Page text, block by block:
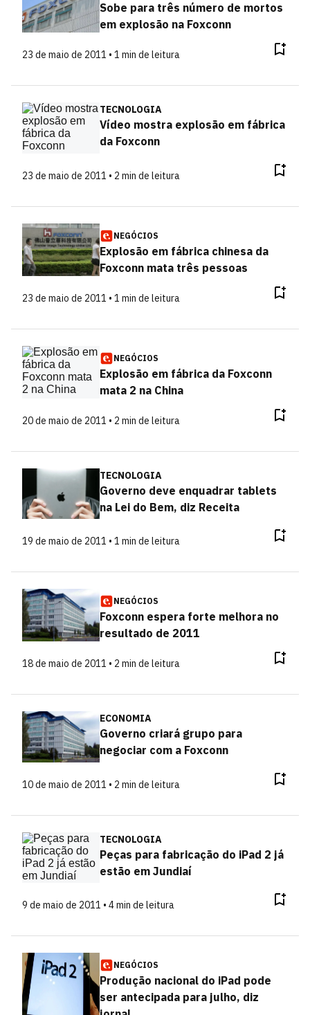
Sobe para três número de mortos
em explosão na Foxconn
23 de maio de 2011 • 1 min de leitura
TECNOLOGIA
Vídeo mostra explosão em fábrica
da Foxconn
23 de maio de 2011 • 2 min de leitura
NEGÓCIOS
Explosão em fábrica chinesa da
Foxconn mata três pessoas
23 de maio de 2011 • 1 min de leitura
NEGÓCIOS
Explosão em fábrica da Foxconn
mata 2 na China
20 de maio de 2011 • 2 min de leitura
TECNOLOGIA
Governo deve enquadrar tablets
na Lei do Bem, diz Receita
19 de maio de 2011 • 1 min de leitura
NEGÓCIOS
Foxconn espera forte melhora no
resultado de 2011
18 de maio de 2011 • 2 min de leitura
ECONOMIA
Governo criará grupo para
negociar com a Foxconn
10 de maio de 2011 • 2 min de leitura
TECNOLOGIA
Peças para fabricação do iPad 2 já
estão em Jundiaí
9 de maio de 2011 • 4 min de leitura
NEGÓCIOS
Produção nacional do iPad pode
ser antecipada para julho, diz